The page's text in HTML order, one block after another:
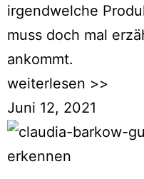
irgendwelche
muss doch mal
ankommt.
weiterlesen >>
Juni 12, 2021